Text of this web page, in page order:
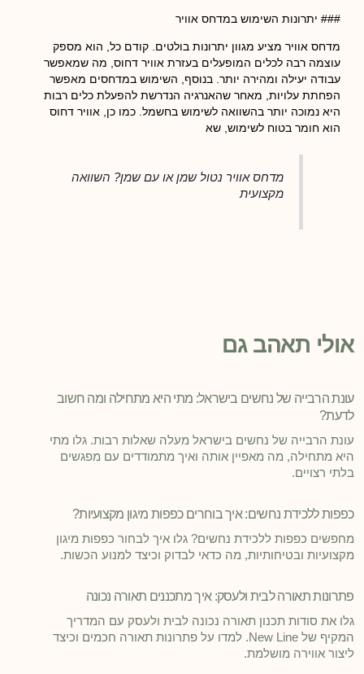
### יתרונות השימוש במדחס אוויר
מדחס אוויר מציע מגוון יתרונות בולטים. קודם כל, הוא מספק
עוצמה רבה לכלים המופעלים בעזרת אוויר דחוס, מה שמאפשר
עבודה יעילה ומהירה יותר. בנוסף, השימוש במדחסים מאפשר
הפחתת עלויות, מאחר שהאנרגיה הנדרשת להפעלת כלים רבות
היא נמוכה יותר בהשוואה לשימוש בחשמל. כמו כן, אוויר דחוס
הוא חומר בטוח לשימוש, שא
מדחס אוויר נטול שמן או עם שמן? השוואה
מקצועית
אולי תאהב גם
עונת הרבייה של נחשים בישראל: מתי היא מתחילה ומה חשוב
לדעת?
עונת הרבייה של נחשים בישראל מעלה שאלות רבות. גלו מתי
היא מתחילה, מה מאפיין אותה ואיך מתמודדים עם מפגשים
בלתי רצויים.
כפפות ללכידת נחשים: איך בוחרים כפפות מיגון מקצועיות?
מחפשים כפפות ללכידת נחשים? גלו איך לבחור כפפות מיגון
מקצועיות ובטיחותיות, מה כדאי לבדוק וכיצד למנוע הכשות.
פתרונות תאורה לבית ולעסק: איך מתכננים תאורה נכונה
גלו את סודות תכנון תאורה נכונה לבית ולעסק עם המדריך
המקיף של New Line. למדו על פתרונות תאורה חכמים וכיצד
ליצור אווירה מושלמת.